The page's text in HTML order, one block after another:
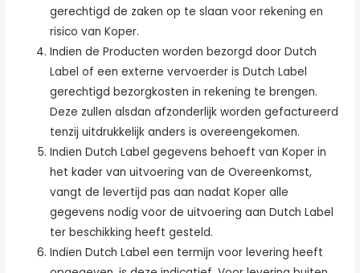
gerechtigd de zaken op te slaan voor rekening en
risico van Koper.
Indien de Producten worden bezorgd door Dutch
Label of een externe vervoerder is Dutch Label
gerechtigd bezorgkosten in rekening te brengen.
Deze zullen alsdan afzonderlijk worden gefactureerd
tenzij uitdrukkelijk anders is overeengekomen.
Indien Dutch Label gegevens behoeft van Koper in
het kader van uitvoering van de Overeenkomst,
vangt de levertijd pas aan nadat Koper alle
gegevens nodig voor de uitvoering aan Dutch Label
ter beschikking heeft gesteld.
Indien Dutch Label een termijn voor levering heeft